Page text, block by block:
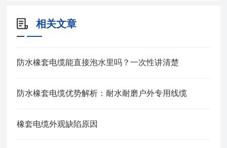
相关文章
防水橡套电缆能直接泡水里吗？一次性讲清楚
防水橡套电缆优势解析：耐水耐磨户外专用线缆
橡套电缆外观缺陷原因